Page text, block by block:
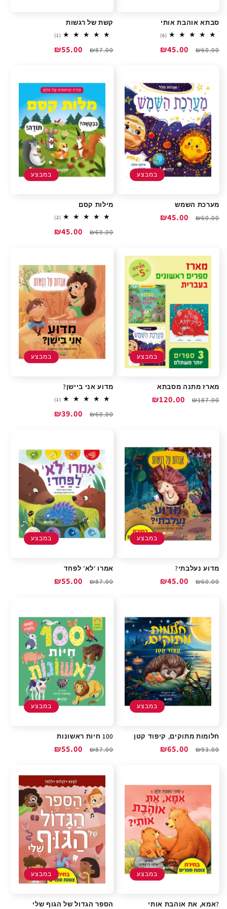
סבתא אוהבת אותי
(6)
6
reviews
מחיר
₪60.00
מחיר
₪45.00
קשת של רגשות
(1)
1
reviews
מחיר
₪87.00
מחיר
₪55.00
במבצע
מערכת השמש
מחיר
₪60.00
מחיר
₪45.00
במבצע
מילות קסם
(2)
2
reviews
מחיר
₪60.00
מחיר
₪45.00
במבצע
מארז מתנה מסבתא
מחיר
₪187.00
מחיר
₪120.00
במבצע
מדוע אני ביישן?
(1)
1
reviews
מחיר
₪60.00
מחיר
₪39.00
במבצע
מדוע נעלבתי?
מחיר
₪60.00
מחיר
₪45.00
במבצע
אמרו 'לא' לפחד
מחיר
₪87.00
מחיר
₪55.00
במבצע
חלומות מתוקים, קיפוד קטן
מחיר
₪93.00
מחיר
₪65.00
במבצע
100 חיות ראשונות
מחיר
₪87.00
מחיר
₪55.00
במבצע
?אמא, את אוהבת אותי
במבצע
הספר הגדול של הגוף שלי